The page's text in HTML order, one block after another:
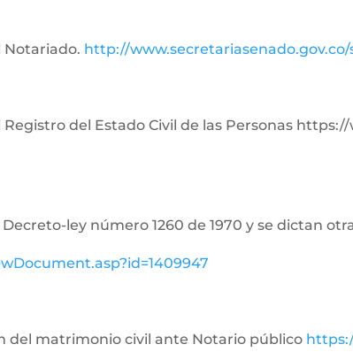
Notariado. http://
del Estado Civil de las Personas
ley número 1260 de 1970 y se dictan
del matrimonio civil ante Notario público